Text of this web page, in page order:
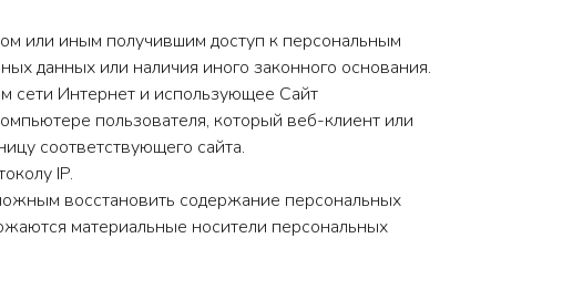
или иным получившим доступ к персональным
данных или наличия иного законного основания.
сети Интернет и использующее Сайт
пользователя, который веб-клиент или
соответствующего сайта.
IP.
восстановить содержание персональных
материальные носители персональных